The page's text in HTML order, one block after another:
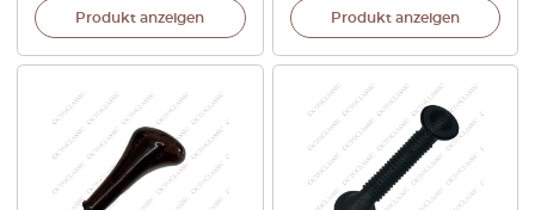
Produkt anzeigen Produkt anzeigen